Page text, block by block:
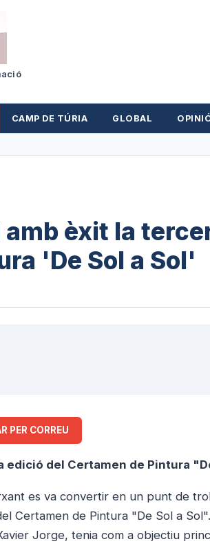
CAMP DE TÚRIA GLOBAL
èxit la
'De Sol a Sol'
PER CORREU
del Certamen de Pintura
es va convertir en un punt de
Certamen de Pintura "De Sol a
Jorge, tenia com a objectiu